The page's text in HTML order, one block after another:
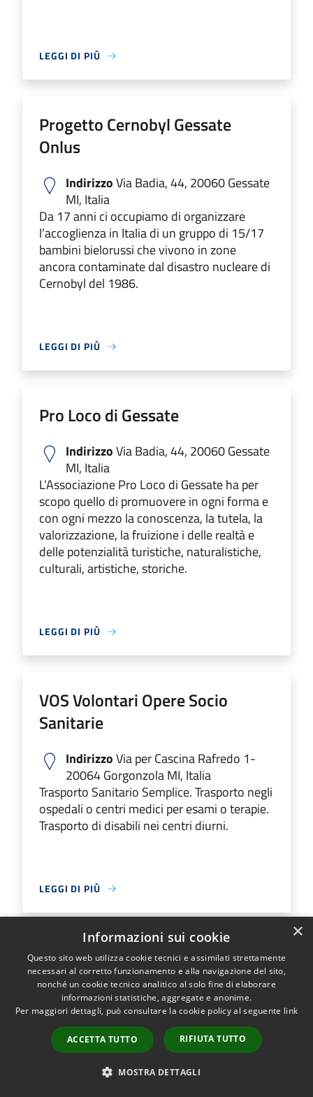
LEGGI DI PIÙ
Progetto Cernobyl Gessate
Onlus
IndirizzoVia Badia, 44, 20060 Gessate
MI, Italia
Da 17 anni ci occupiamo di organizzare
l’accoglienza in Italia di un gruppo di 15/17
bambini bielorussi che vivono in zone
ancora contaminate dal disastro nucleare di
Cernobyl del 1986.
LEGGI DI PIÙ
Pro Loco di Gessate
IndirizzoVia Badia, 44, 20060 Gessate
MI, Italia
L’Associazione Pro Loco di Gessate ha per
scopo quello di promuovere in ogni forma e
con ogni mezzo la conoscenza, la tutela, la
valorizzazione, la fruizione i delle realtà e
delle potenzialità turistiche, naturalistiche,
culturali, artistiche, storiche.
LEGGI DI PIÙ
VOS Volontari Opere Socio
Sanitarie
IndirizzoVia per Cascina Rafredo 1-
20064 Gorgonzola MI, Italia
Trasporto Sanitario Semplice. Trasporto negli
ospedali o centri medici per esami o terapie.
Trasporto di disabili nei centri diurni.
LEGGI DI PIÙ
Luoghi
Associazioni (1)
Attività Ludiche (1)
×
Informazioni sui cookie
Questo sito web utilizza cookie tecnici e assimilati strettamente
necessari al corretto funzionamento e alla navigazione del sito,
nonché un cookie tecnico analitico al solo fine di elaborare
informazioni statistiche, aggregate e anonime.
Per maggiori dettagli, può consultare la cookie policy al seguente link
ACCETTA TUTTO RIFIUTA TUTTO
MOSTRA DETTAGLI